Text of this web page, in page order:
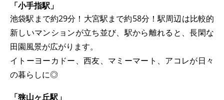
「小手指駅」
池袋駅まで約29分！大宮駅まで約58分！駅周辺は比較的
新しいマンションが立ち並び、駅から離れると、長閑な
田園風景が広がります。
イトーヨーカドー、西友、マミーマート、アコレが日々
の暮らしに◎
「狭山ヶ丘駅」